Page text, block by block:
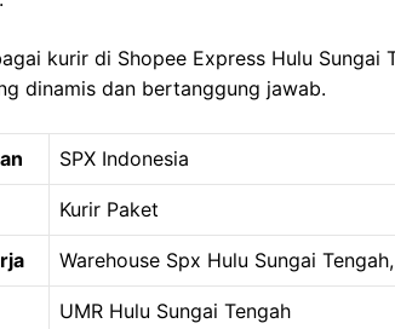
kurir di Shopee Express Hulu Sungai
dinamis dan bertanggung jawab.
SPX Indonesia
Kurir Paket
Warehouse Spx Hulu Sungai
UMR Hulu Sungai Tengah